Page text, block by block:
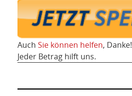
Auch Sie können helfen, Danke!
Jeder Betrag hilft uns.